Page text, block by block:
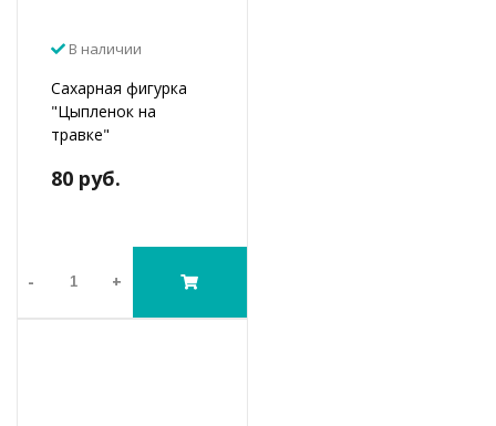
В наличии
Сахарная фигурка
"Цыпленок на
травке"
80 руб.
- +